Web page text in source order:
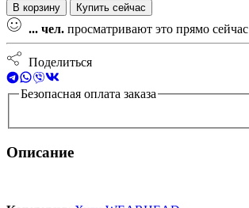
В корзину Купить сейчас
... чел. просматривают это прямо сейчас
Поделиться
Безопасная оплата заказа
Описание